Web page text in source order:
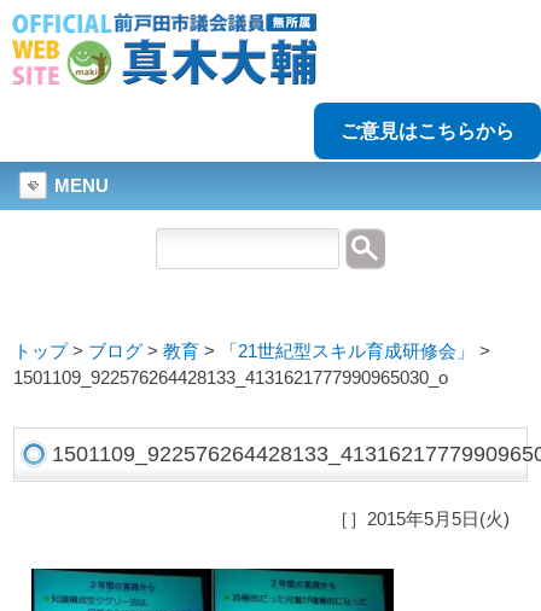
ご意見はこちらから
MENU
トップ> ブログ >教育 > 「21世紀型スキル育成研修会」
>
1501109_922576264428133_4131621777990965030_o
［］2015年5月5日(火)